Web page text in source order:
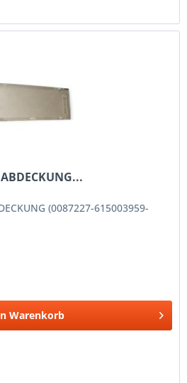
(0087227-615003959-
Warenkorb